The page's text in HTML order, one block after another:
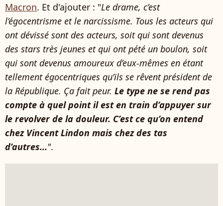
Macron. Et d'ajouter : "Le drame, c’est
l’égocentrisme et le narcissisme. Tous les acteurs qui
ont dévissé sont des acteurs, soit qui sont devenus
des stars très jeunes et qui ont pété un boulon, soit
qui sont devenus amoureux d’eux-mêmes en étant
tellement égocentriques qu’ils se rêvent président de
la République. Ça fait peur. Le type ne se rend pas
compte à quel point il est en train d’appuyer sur
le revolver de la douleur. C’est ce qu’on entend
chez Vincent Lindon mais chez des tas
d’autres...".